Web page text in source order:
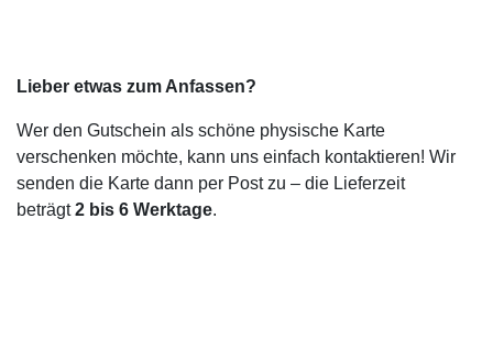
Lieber etwas zum Anfassen?
Wer den Gutschein als schöne physische Karte
verschenken möchte, kann uns einfach kontaktieren! Wir
senden die Karte dann per Post zu – die Lieferzeit
beträgt2 bis 6 Werktage.